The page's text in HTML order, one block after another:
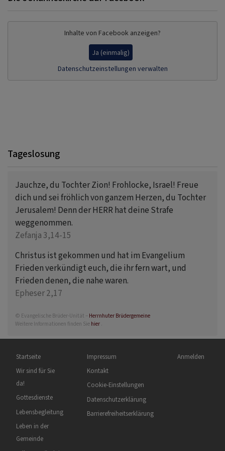
Inhalte von Facebook anzeigen?
Ja (einmalig)
Datenschutzeinstellungen verwalten
Tageslosung
Jauchze, du Tochter Zion! Frohlocke, Israel! Freue
dich und sei fröhlich von ganzem Herzen, du Tochter
Jerusalem! Denn der HERR hat deine Strafe
weggenommen.
Zefanja 3,14-15
Christus ist gekommen und hat im Evangelium
Frieden verkündigt euch, die ihr fern wart, und
Frieden denen, die nahe waren.
Epheser 2,17
© Evangelische Brüder-Unität – Herrnhuter Brüdergemeine
Weitere Informationen finden Sie hier .
Hauptnavigation
Startseite
Wir sind für Sie
da!
Gottesdienste
Lebensbegleitung
Leben in der
Gemeinde
Fußbereichsmenü
Impressum
Kontakt
Cookie-Einstellungen
Datenschutzerklärung
Barrierefreiheitserklärung
Benutzermenü
Anmelden